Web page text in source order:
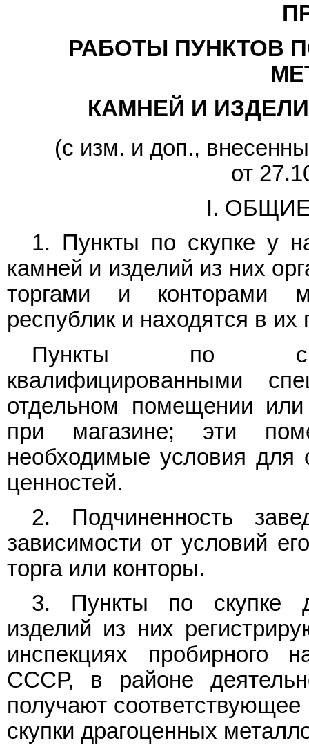
РАБОТЫ ПУНКТОВ
КАМНЕЙ И
(с изм. и доп.,
от
I.
1. Пункты по скупке у
камней и изделий из них
торгами и конторами
республик и находятся в их
Пункты по
квалифицированными
отдельном помещении
при магазине; эти
необходимые условия для
ценностей.
2. Подчиненность
зависимости от условий
торга или конторы.
3. Пункты по скупке
изделий из них
инспекциях пробирного
СССР, в районе
получают
скупки драгоценных